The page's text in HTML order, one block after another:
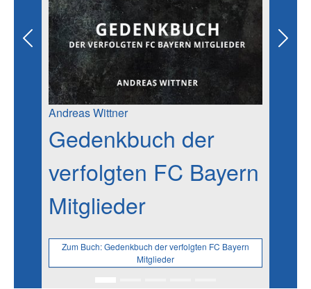
Andreas Wittner
Gedenkbuch der
verfolgten FC Bayern
Mitglieder
Zum Buch:Gedenkbuch der verfolgten FC Bayern
Mitglieder
Previous Next